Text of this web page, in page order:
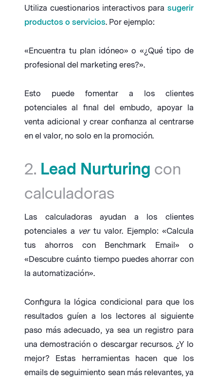
Utiliza cuestionarios interactivos para sugerir
productos o servicios. Por ejemplo:
«Encuentra tu plan idóneo» o «¿Qué tipo de
profesional del marketing eres?».
Esto puede fomentar a los clientes
potenciales al final del embudo, apoyar la
venta adicional y crear confianza al centrarse
en el valor, no solo en la promoción.
2. Lead Nurturing con
calculadoras
Las calculadoras ayudan a los clientes
potenciales a vertu valor. Ejemplo: «Calcula
tus ahorros con Benchmark Email» o
«Descubre cuánto tiempo puedes ahorrar con
la automatización».
Configura la lógica condicional para que los
resultados guíen a los lectores al siguiente
paso más adecuado, ya sea un registro para
una demostración o descargar recursos. ¿Y lo
mejor? Estas herramientas hacen que los
emails de seguimiento sean más relevantes, ya